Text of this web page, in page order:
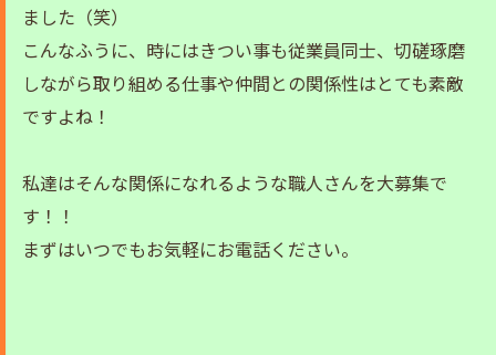
ました（笑）
こんなふうに、時にはきつい事も従業員同士、切磋琢磨
しながら取り組める仕事や仲間との関係性はとても素敵
ですよね！
私達はそんな関係になれるような職人さんを大募集で
す！！
まずはいつでもお気軽にお電話ください。